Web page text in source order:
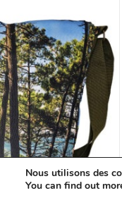
Nous utilisons des
You can find out